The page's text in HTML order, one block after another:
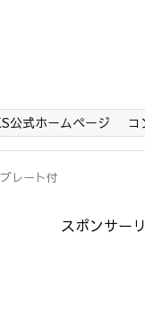
公式ホームページ コ
レート付
スポンサー